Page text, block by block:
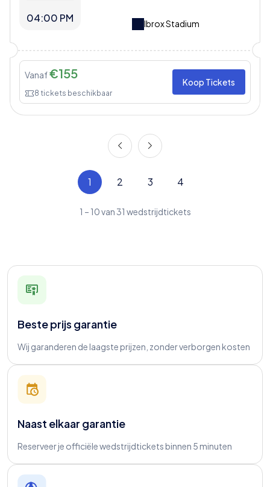
04:00 PM Ibrox Stadium
Vanaf€155
8 tickets beschikbaar
Koop Tickets
1 2 3 4
1 – 10van31 wedstrijdtickets
Beste prijs garantie
Wij garanderen de laagste prijzen, zonder verborgen kosten
Naast elkaar garantie
Reserveer je officiële wedstrijdtickets binnen 5 minuten